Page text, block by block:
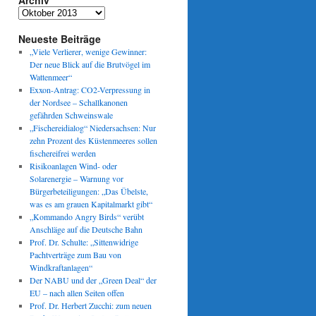
Archiv
Neueste Beiträge
„Viele Verlierer, wenige Gewinner:
Der neue Blick auf die Brutvögel im
Wattenmeer“
Exxon-Antrag: CO2-Verpressung in
der Nordsee – Schallkanonen
gefährden Schweinswale
„Fischereidialog“ Niedersachsen: Nur
zehn Prozent des Küstenmeeres sollen
fischereifrei werden
Risikoanlagen Wind- oder
Solarenergie – Warnung vor
Bürgerbeteiligungen: „Das Übelste,
was es am grauen Kapitalmarkt gibt“
„Kommando Angry Birds“ verübt
Anschläge auf die Deutsche Bahn
Prof. Dr. Schulte: „Sittenwidrige
Pachtverträge zum Bau von
Windkraftanlagen“
Der NABU und der „Green Deal“ der
EU – nach allen Seiten offen
Prof. Dr. Herbert Zucchi: zum neuen